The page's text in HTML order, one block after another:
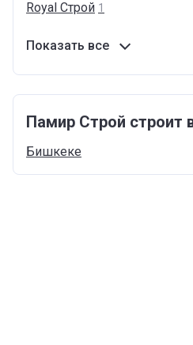
Royal Cтрой 1
Показать все
Памир Строй строит
Бишкеке